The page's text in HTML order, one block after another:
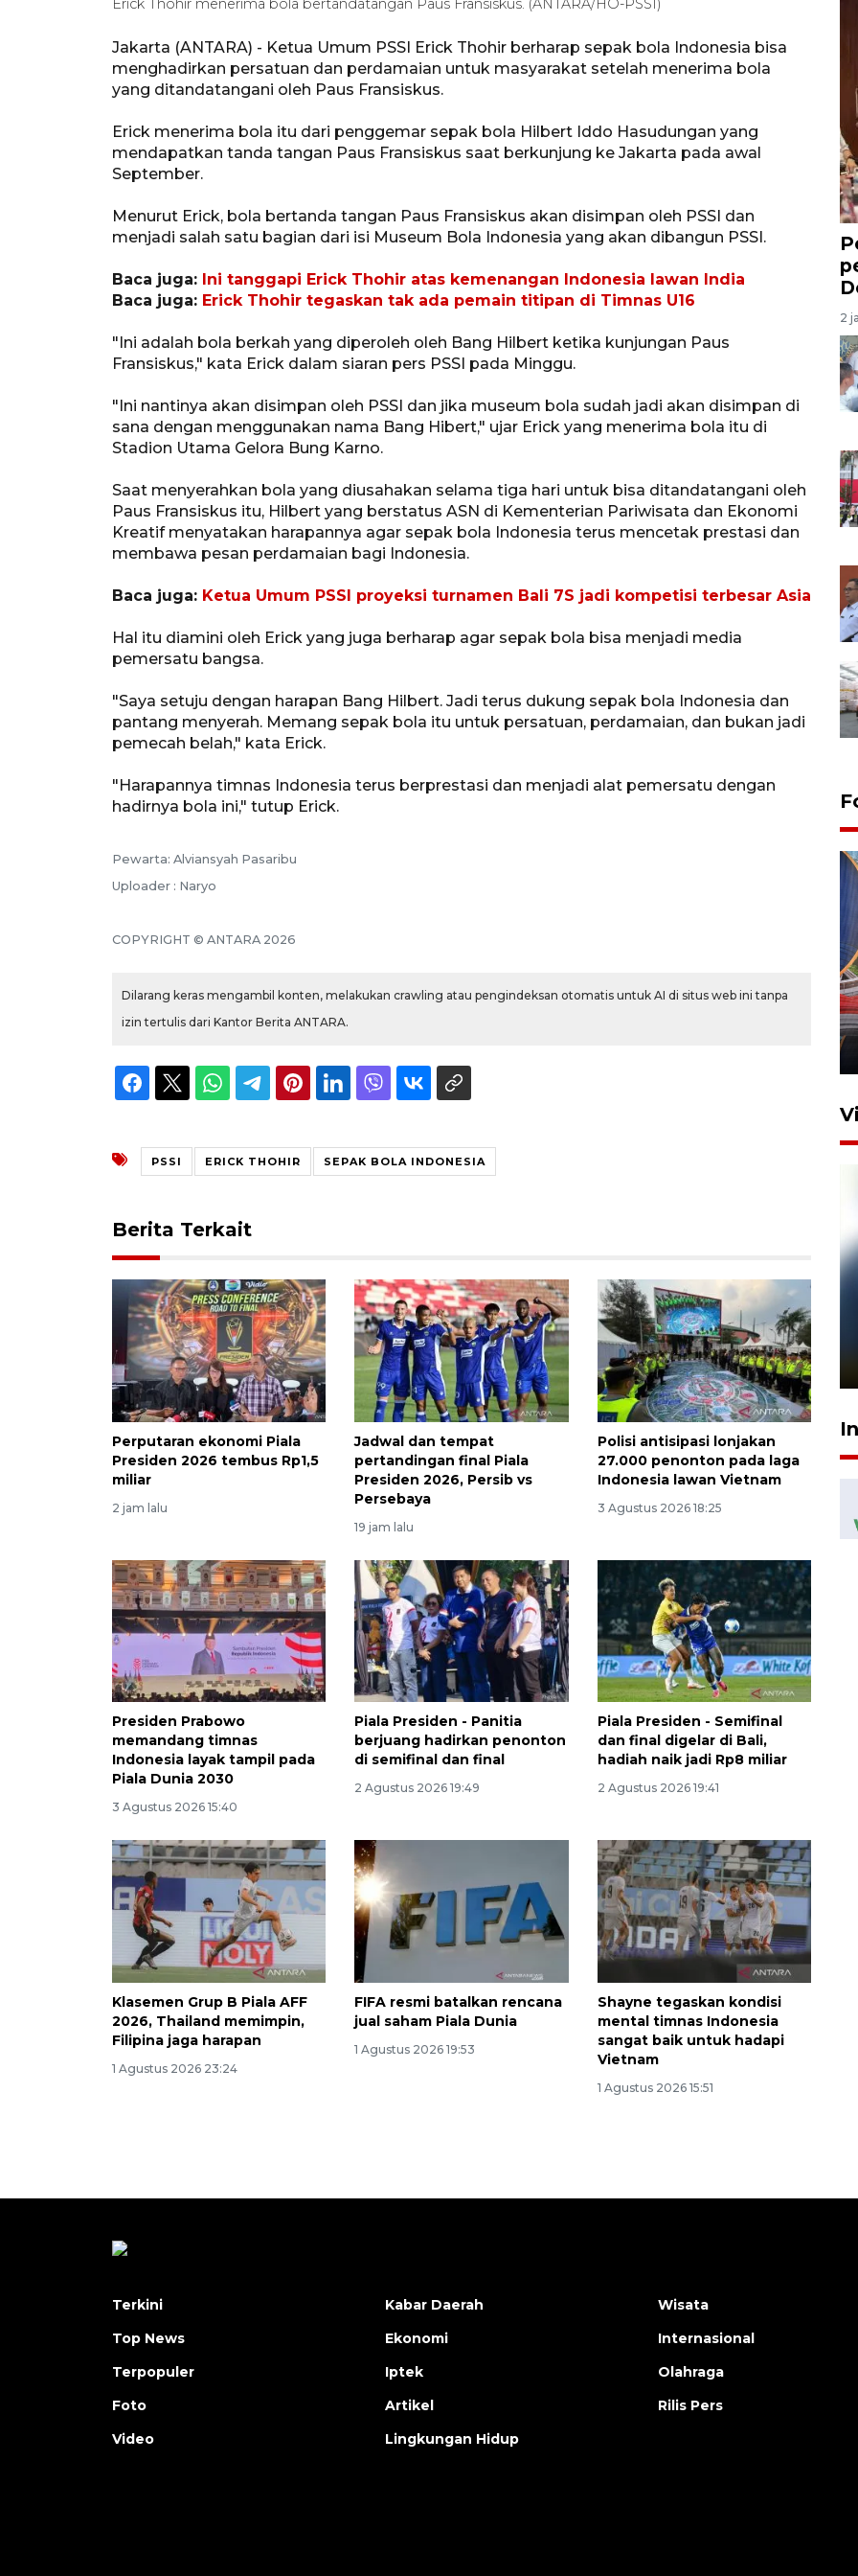
Erick Thohir menerima bola bertandatangan Paus Fransiskus. (ANTARA/HO-PSSI)
Jakarta (ANTARA) - Ketua Umum PSSI Erick Thohir berharap sepak bola Indonesia bisa
menghadirkan persatuan dan perdamaian untuk masyarakat setelah menerima bola
yang ditandatangani oleh Paus Fransiskus.
Erick menerima bola itu dari penggemar sepak bola Hilbert Iddo Hasudungan yang
mendapatkan tanda tangan Paus Fransiskus saat berkunjung ke Jakarta pada awal
September.
Menurut Erick, bola bertanda tangan Paus Fransiskus akan disimpan oleh PSSI dan
menjadi salah satu bagian dari isi Museum Bola Indonesia yang akan dibangun PSSI.
Baca juga: Ini tanggapi Erick Thohir atas kemenangan Indonesia lawan India
Baca juga: Erick Thohir tegaskan tak ada pemain titipan di Timnas U16
"Ini adalah bola berkah yang diperoleh oleh Bang Hilbert ketika kunjungan Paus
Fransiskus," kata Erick dalam siaran pers PSSI pada Minggu.
"Ini nantinya akan disimpan oleh PSSI dan jika museum bola sudah jadi akan disimpan di
sana dengan menggunakan nama Bang Hibert," ujar Erick yang menerima bola itu di
Stadion Utama Gelora Bung Karno.
Saat menyerahkan bola yang diusahakan selama tiga hari untuk bisa ditandatangani oleh
Paus Fransiskus itu, Hilbert yang berstatus ASN di Kementerian Pariwisata dan Ekonomi
Kreatif menyatakan harapannya agar sepak bola Indonesia terus mencetak prestasi dan
membawa pesan perdamaian bagi Indonesia.
Baca juga: Ketua Umum PSSI proyeksi turnamen Bali 7S jadi kompetisi terbesar Asia
Hal itu diamini oleh Erick yang juga berharap agar sepak bola bisa menjadi media
pemersatu bangsa.
"Saya setuju dengan harapan Bang Hilbert. Jadi terus dukung sepak bola Indonesia dan
pantang menyerah. Memang sepak bola itu untuk persatuan, perdamaian, dan bukan jadi
pemecah belah," kata Erick.
"Harapannya timnas Indonesia terus berprestasi dan menjadi alat pemersatu dengan
hadirnya bola ini," tutup Erick.
Pewarta: Alviansyah Pasaribu
Uploader : Naryo
COPYRIGHT © ANTARA 2026
Dilarang keras mengambil konten, melakukan crawling atau pengindeksan otomatis untuk AI di situs web ini tanpa
izin tertulis dari Kantor Berita ANTARA.
PSSI ERICK THOHIR SEPAK BOLA INDONESIA
Berita Terkait
Perputaran ekonomi Piala
Presiden 2026 tembus Rp1,5
miliar
2 jam lalu
Jadwal dan tempat
pertandingan final Piala
Presiden 2026, Persib vs
Persebaya
19 jam lalu
Polisi antisipasi lonjakan
27.000 penonton pada laga
Indonesia lawan Vietnam
3 Agustus 2026 18:25
Presiden Prabowo
memandang timnas
Indonesia layak tampil pada
Piala Dunia 2030
3 Agustus 2026 15:40
Piala Presiden - Panitia
berjuang hadirkan penonton
di semifinal dan final
2 Agustus 2026 19:49
Piala Presiden - Semifinal
dan final digelar di Bali,
hadiah naik jadi Rp8 miliar
2 Agustus 2026 19:41
Klasemen Grup B Piala AFF
2026, Thailand memimpin,
Filipina jaga harapan
1 Agustus 2026 23:24
FIFA resmi batalkan rencana
jual saham Piala Dunia
1 Agustus 2026 19:53
Shayne tegaskan kondisi
mental timnas Indonesia
sangat baik untuk hadapi
Vietnam
1 Agustus 2026 15:51
2
perlintasan sebidang di
Pelanggan Filaha Farm setia
sampai 8 tahan?
1 Juni 2026 05:47
Waspadai penyakit saat
musim kemarau
2026-08-05 12:00:00
Terkini
Top News
Terpopuler
Foto
Video
Kabar Daerah
Ekonomi
Iptek
Artikel
Lingkungan Hidup
Wisata
Internasional
Olahraga
Rilis Pers